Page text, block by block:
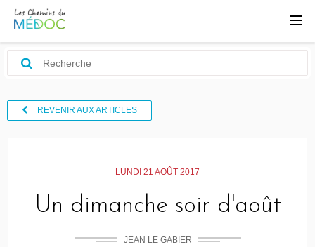
REVENIR AUX ARTICLES
LUNDI 21 AOÛT 2017
Un dimanche soir d'août
JEAN LE GABIER